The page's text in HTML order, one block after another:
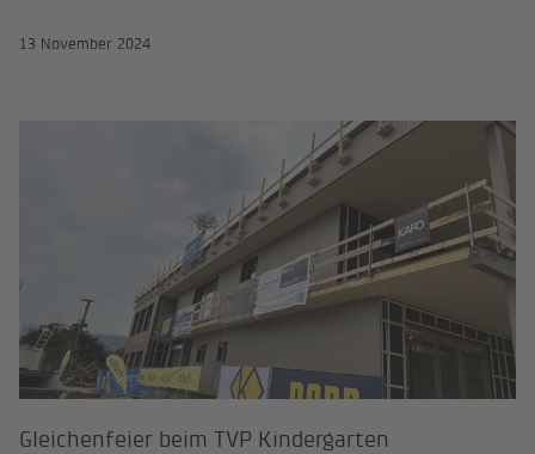
13 November 2024
Gleichenfeier beim TVP
Gleichenfeier beim TVP Kindergarten